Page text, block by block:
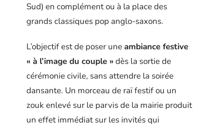
Sud) en complément ou à la place des
grands classiques pop anglo-saxons.
L’objectif est de poser uneambiance festive
« à l’image du couple »dès la sortie de
cérémonie civile, sans attendre la soirée
dansante. Un morceau de raï festif ou un
zouk enlevé sur le parvis de la mairie produit
un effet immédiat sur les invités qui